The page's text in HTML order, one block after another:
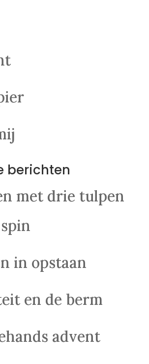
berichten
met drie tulpen
in opstaan
en de berm
advent